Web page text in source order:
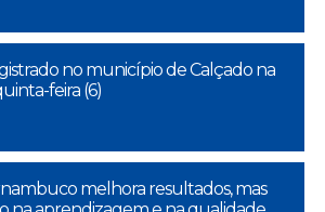
no município de Calçado na
feira (6)
melhora resultados, mas